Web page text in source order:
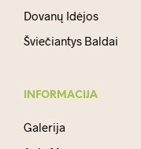
Dovanų Idėjos
Šviečiantys Baldai
INFORMACIJA
Galerija